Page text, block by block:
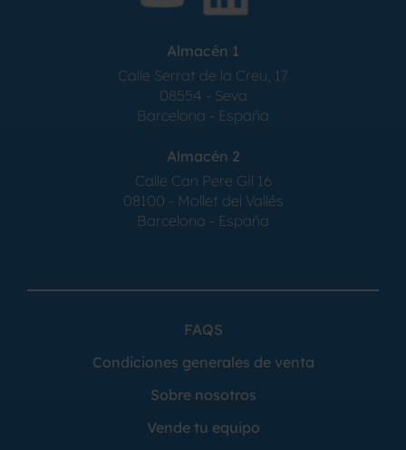
Almacén 1
Calle Serrat de la Creu, 17
08554 - Seva
Barcelona - España
Almacén 2
Calle Can Pere Gil 16
08100 - Mollet del Vallés
Barcelona - España
FAQS
Condiciones generales de venta
Sobre nosotros
Vende tu equipo